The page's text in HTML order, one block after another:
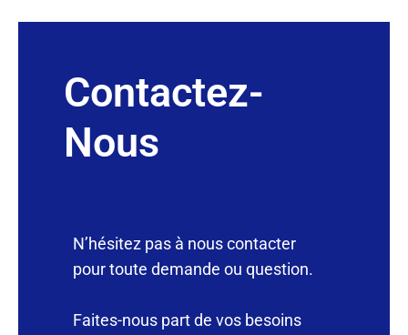
Contactez-
Nous
N’hésitez pas à nous contacter
pour toute demande ou question.
Faites-nous part de vos besoins